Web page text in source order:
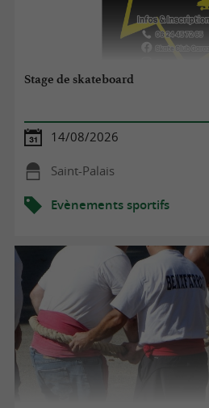
Stage de skateboard
14/08/2026
Saint-Palais
Evènements sportifs